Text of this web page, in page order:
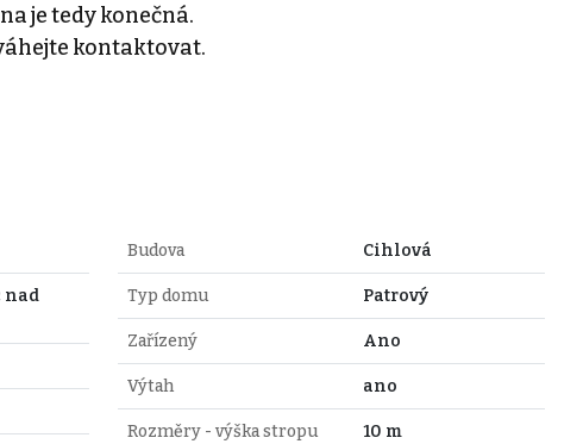
je tedy konečná.
kontaktovat.
nad
Budova Cihlová
Typ domu Patrový
Zařízený Ano
Výtah ano
Rozměry - výška stropu 10 m